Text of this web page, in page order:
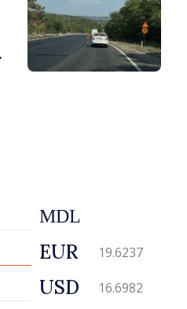
MDL
EUR 19.6237
USD 16.6982